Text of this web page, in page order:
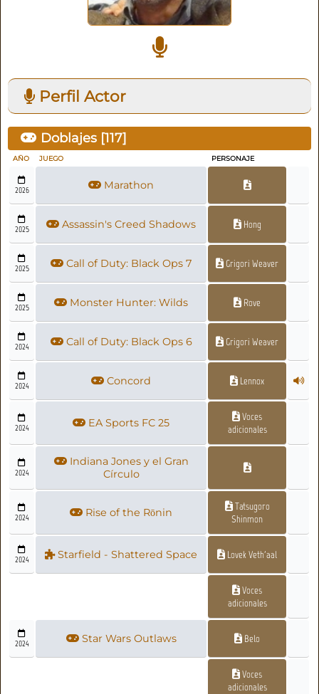
Perfil Actor
Doblajes [117]
AÑO JUEGO PERSONAJE
2026 Marathon
2025 Assassin's Creed Shadows Hong
2025 Call of Duty: Black Ops 7 Grigori Weaver
2025 Monster Hunter: Wilds Rove
2024 Call of Duty: Black Ops 6 Grigori Weaver
2024 Concord Lennox
2024 EA Sports FC 25
Voces
adicionales
2024
Indiana Jones y el Gran
Círculo
2024 Rise of the Rōnin
Tatsugoro
Shinmon
2024 Starfield - Shattered Space Lovek Veth'aal
Voces
adicionales
2024 Star Wars Outlaws Belo
Voces
adicionales